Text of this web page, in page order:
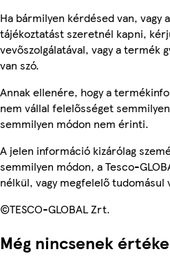
Ha bármilyen kérdésed van,
tájékoztatást szeretnél kapni,
vevőszolgálatával, vagy a termék
van szó.
Annak ellenére, hogy a
nem vállal felelősséget
semmilyen módon nem érinti.
A jelen információ kizárólag
semmilyen módon, a Tesco-
nélkül, vagy megfelelő
©TESCO-GLOBAL Zrt.
Még nincsenek